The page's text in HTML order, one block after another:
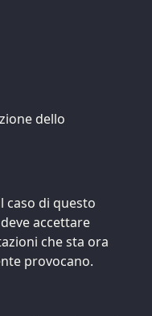
dello
caso di questo
accettare
che sta ora
provocano.